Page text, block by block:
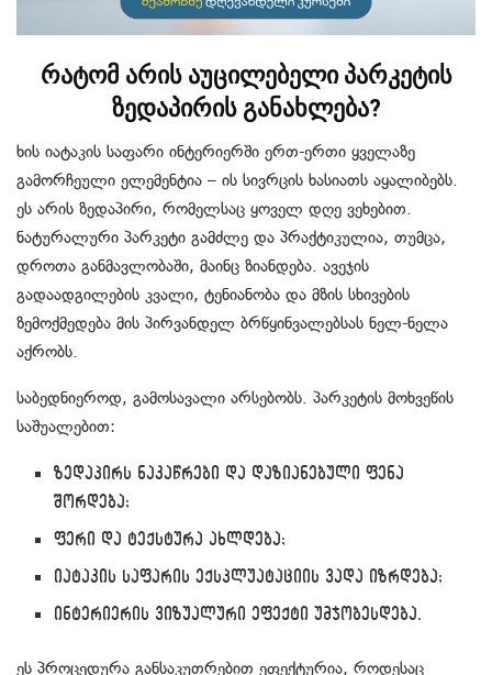
რატომ არის აუცილებელი პარკეტის
ზედაპირის განახლება?
ხის იატაკის საფარი ინტერიერში ერთ-ერთი ყველაზე
გამორჩეული ელემენტია – ის სივრცის ხასიათს აყალიბებს.
ეს არის ზედაპირი, რომელსაც ყოველ დღე ვეხებით.
ნატურალური პარკეტი გამძლე და პრაქტიკულია, თუმცა,
დროთა განმავლობაში, მაინც ზიანდება. ავეჯის
გადაადგილების კვალი, ტენიანობა და მზის სხივების
ზემოქმედება მის პირვანდელ ბრწყინვალებსას ნელ-ნელა
აქრობს.
საბედნიეროდ, გამოსავალი არსებობს. პარკეტის მოხვეწის
საშუალებით:
ზედაპირს ნაკაწრები და დაზიანებული ფენა
შორდება;
ფერი და ტექსტურა ახლდება;
იატაკის საფარის ექსპლუატაციის ვადა იზრდება;
ინტერიერის ვიზუალური ეფექტი უმჯობესდება.
ეს პროცედურა განსაკუთრებით ეფექტურია, როდესაც